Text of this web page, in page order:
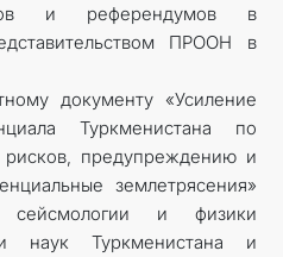
и референдумов в
ПРООН в
документу «Усиление
Туркменистана по
рисков, предупреждению и
землетрясения»
сейсмологии и физики
наук Туркменистана и